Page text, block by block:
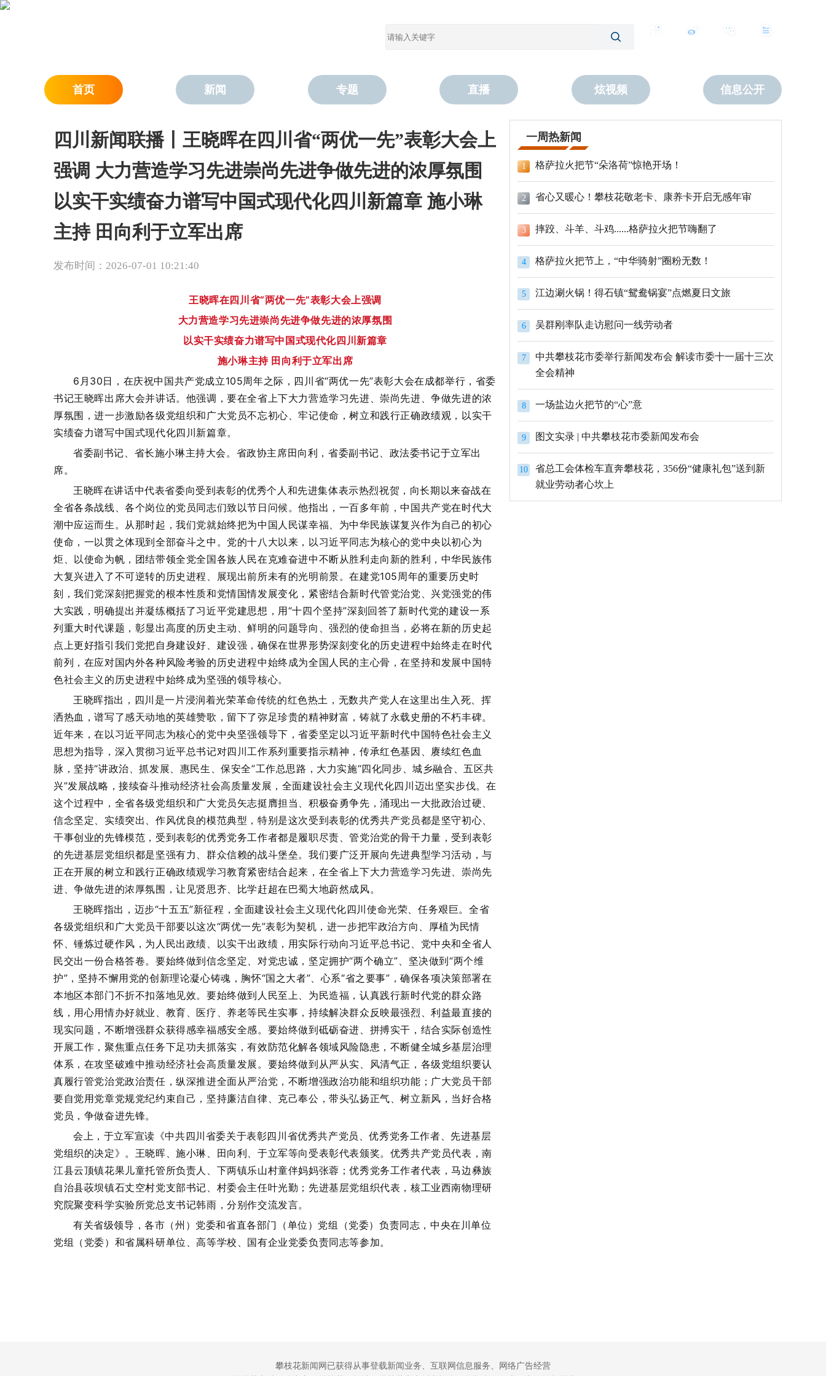
首页 新闻 专题 直播 炫视频 信息公开
四川新闻联播丨王晓晖在四川省“两优一先”表彰大会上
强调 大力营造学习先进崇尚先进争做先进的浓厚氛围
以实干实绩奋力谱写中国式现代化四川新篇章 施小琳
主持 田向利于立军出席
发布时间：2026-07-01 10:21:40
王晓晖在四川省“两优一先”表彰大会上强调
大力营造学习先进崇尚先进争做先进的浓厚氛围
以实干实绩奋力谱写中国式现代化四川新篇章
施小琳主持 田向利于立军出席
6月30日，在庆祝中国共产党成立105周年之际，四川省“两优一先”表彰大会在成都举行，省委
书记王晓晖出席大会并讲话。他强调，要在全省上下大力营造学习先进、崇尚先进、争做先进的浓
厚氛围，进一步激励各级党组织和广大党员不忘初心、牢记使命，树立和践行正确政绩观，以实干
实绩奋力谱写中国式现代化四川新篇章。
省委副书记、省长施小琳主持大会。省政协主席田向利，省委副书记、政法委书记于立军出
席。
王晓晖在讲话中代表省委向受到表彰的优秀个人和先进集体表示热烈祝贺，向长期以来奋战在
全省各条战线、各个岗位的党员同志们致以节日问候。他指出，一百多年前，中国共产党在时代大
潮中应运而生。从那时起，我们党就始终把为中国人民谋幸福、为中华民族谋复兴作为自己的初心
使命，一以贯之体现到全部奋斗之中。党的十八大以来，以习近平同志为核心的党中央以初心为
炬、以使命为帆，团结带领全党全国各族人民在克难奋进中不断从胜利走向新的胜利，中华民族伟
大复兴进入了不可逆转的历史进程、展现出前所未有的光明前景。在建党105周年的重要历史时
刻，我们党深刻把握党的根本性质和党情国情发展变化，紧密结合新时代管党治党、兴党强党的伟
大实践，明确提出并凝练概括了习近平党建思想，用“十四个坚持”深刻回答了新时代党的建设一系
列重大时代课题，彰显出高度的历史主动、鲜明的问题导向、强烈的使命担当，必将在新的历史起
点上更好指引我们党把自身建设好、建设强，确保在世界形势深刻变化的历史进程中始终走在时代
前列，在应对国内外各种风险考验的历史进程中始终成为全国人民的主心骨，在坚持和发展中国特
色社会主义的历史进程中始终成为坚强的领导核心。
王晓晖指出，四川是一片浸润着光荣革命传统的红色热土，无数共产党人在这里出生入死、挥
洒热血，谱写了感天动地的英雄赞歌，留下了弥足珍贵的精神财富，铸就了永载史册的不朽丰碑。
近年来，在以习近平同志为核心的党中央坚强领导下，省委坚定以习近平新时代中国特色社会主义
思想为指导，深入贯彻习近平总书记对四川工作系列重要指示精神，传承红色基因、赓续红色血
脉，坚持“讲政治、抓发展、惠民生、保安全”工作总思路，大力实施“四化同步、城乡融合、五区共
兴”发展战略，接续奋斗推动经济社会高质量发展，全面建设社会主义现代化四川迈出坚实步伐。在
这个过程中，全省各级党组织和广大党员矢志挺膺担当、积极奋勇争先，涌现出一大批政治过硬、
信念坚定、实绩突出、作风优良的模范典型，特别是这次受到表彰的优秀共产党员都是坚守初心、
干事创业的先锋模范，受到表彰的优秀党务工作者都是履职尽责、管党治党的骨干力量，受到表彰
的先进基层党组织都是坚强有力、群众信赖的战斗堡垒。我们要广泛开展向先进典型学习活动，与
正在开展的树立和践行正确政绩观学习教育紧密结合起来，在全省上下大力营造学习先进、崇尚先
进、争做先进的浓厚氛围，让见贤思齐、比学赶超在巴蜀大地蔚然成风。
王晓晖指出，迈步“十五五”新征程，全面建设社会主义现代化四川使命光荣、任务艰巨。全省
各级党组织和广大党员干部要以这次“两优一先”表彰为契机，进一步把牢政治方向、厚植为民情
怀、锤炼过硬作风，为人民出政绩、以实干出政绩，用实际行动向习近平总书记、党中央和全省人
民交出一份合格答卷。要始终做到信念坚定、对党忠诚，坚定拥护“两个确立”、坚决做到“两个维
护”，坚持不懈用党的创新理论凝心铸魂，胸怀“国之大者”、心系“省之要事”，确保各项决策部署在
本地区本部门不折不扣落地见效。要始终做到人民至上、为民造福，认真践行新时代党的群众路
线，用心用情办好就业、教育、医疗、养老等民生实事，持续解决群众反映最强烈、利益最直接的
现实问题，不断增强群众获得感幸福感安全感。要始终做到砥砺奋进、拼搏实干，结合实际创造性
开展工作，聚焦重点任务下足功夫抓落实，有效防范化解各领域风险隐患，不断健全城乡基层治理
体系，在攻坚破难中推动经济社会高质量发展。要始终做到从严从实、风清气正，各级党组织要认
真履行管党治党政治责任，纵深推进全面从严治党，不断增强政治功能和组织功能；广大党员干部
要自觉用党章党规党纪约束自己，坚持廉洁自律、克己奉公，带头弘扬正气、树立新风，当好合格
党员，争做奋进先锋。
会上，于立军宣读《中共四川省委关于表彰四川省优秀共产党员、优秀党务工作者、先进基层
党组织的决定》。王晓晖、施小琳、田向利、于立军等向受表彰代表颁奖。优秀共产党员代表，南
江县云顶镇花果儿童托管所负责人、下两镇乐山村童伴妈妈张蓉；优秀党务工作者代表，马边彝族
自治县荍坝镇石丈空村党支部书记、村委会主任叶光勤；先进基层党组织代表，核工业西南物理研
究院聚变科学实验所党总支书记韩雨，分别作交流发言。
有关省级领导，各市（州）党委和省直各部门（单位）党组（党委）负责同志，中央在川单位
党组（党委）和省属科研单位、高等学校、国有企业党委负责同志等参加。
一周热新闻
1 格萨拉火把节“朵洛荷”惊艳开场！
2 省心又暖心！攀枝花敬老卡、康养卡开启无感年审
3 摔跤、斗羊、斗鸡......格萨拉火把节嗨翻了
4 格萨拉火把节上，“中华骑射”圈粉无数！
5 江边涮火锅！得石镇“鸳鸯锅宴”点燃夏日文旅
6 吴群刚率队走访慰问一线劳动者
7
中共攀枝花市委举行新闻发布会 解读市委十一届十三次
全会精神
8 一场盐边火把节的“心”意
9 图文实录 | 中共攀枝花市委新闻发布会
10
省总工会体检车直奔攀枝花，356份“健康礼包”送到新
就业劳动者心坎上
攀枝花新闻网已获得从事登载新闻业务、互联网信息服务、网络广告经营